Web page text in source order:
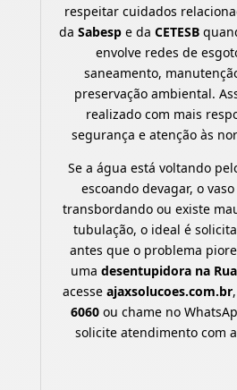
respeitar cuidados
daSabesp e daCETESB
envolve redes de
saneamento,
preservação ambiental.
realizado com mais
segurança e atenção às
Se a água está voltando
escoando devagar, o
transbordando ou existe
tubulação, o ideal é
antes que o problema
umadesentupidora na
acesse ajaxsolucoes.com.br
6060 ou chame no
solicite atendimento com